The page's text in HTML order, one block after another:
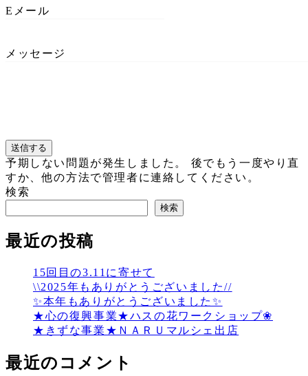
Eメール
メッセージ
送信する
予期しない問題が発生しました。 後でもう一度やり直
すか、他の方法で管理者に連絡してください。
検索
検索
最近の投稿
15回目の3.11に寄せて
\\2025年もありがとうございました//
✨本年もありがとうございました✨
★心の復興事業★ハスの花ワークショップ❀
★きずな事業★ＮＡＲＵマルシェ出店
最近のコメント